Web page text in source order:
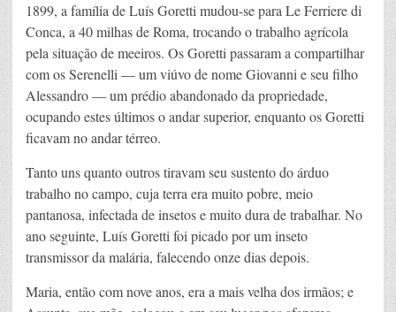
1899, a família de Luís Goretti mudou-se para Le Ferriere di
Conca, a 40 milhas de Roma, trocando o trabalho agrícola
pela situação de meeiros. Os Goretti passaram a compartilhar
com os Serenelli — um viúvo de nome Giovanni e seu filho
Alessandro — um prédio abandonado da propriedade,
ocupando estes últimos o andar superior, enquanto os Goretti
ficavam no andar térreo.
Tanto uns quanto outros tiravam seu sustento do árduo
trabalho no campo, cuja terra era muito pobre, meio
pantanosa, infectada de insetos e muito dura de trabalhar. No
ano seguinte, Luís Goretti foi picado por um inseto
transmissor da malária, falecendo onze dias depois.
Maria, então com nove anos, era a mais velha dos irmãos; e